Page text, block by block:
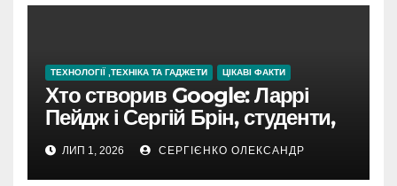
ТЕХНОЛОГІЇ ,ТЕХНІКА ТА ГАДЖЕТИ ЦІКАВІ ФАКТИ
Хто створив Google: Ларрі
Пейдж і Сергій Брін, студенти,
чия ідея підкорила інтернет
ЛИП 1, 2026 СЕРГІЄНКО ОЛЕКСАНДР